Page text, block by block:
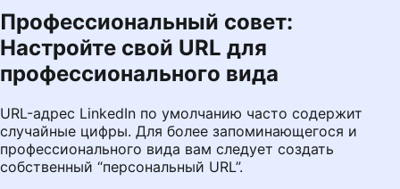
Профессиональный совет:
Настройте свой URL для
профессионального вида
URL-адрес LinkedIn по умолчанию часто содержит
случайные цифры. Для более запоминающегося и
профессионального вида вам следует создать
собственный “персональный URL”.